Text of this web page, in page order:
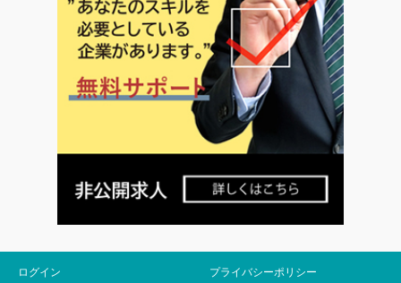
ログイン プライバシーポリシー